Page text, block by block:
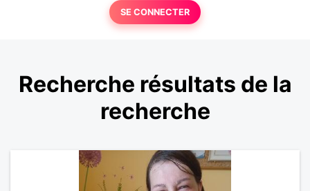
SE CONNECTER
Recherche résultats de la
recherche